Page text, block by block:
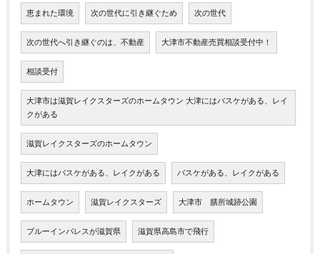
恵まれた環境 次の世代に引き継ぐため 次の世代
次の世代へ引き継ぐのは、不動産 大津市不動産売買相談受付中！
相談受付
大津市は滋賀レイクスターズのホームタウン 大津にはバスケがある、レイ
クがある
滋賀レイクスターズのホームタウン
大津にはバスケがある、レイクがある バスケがある、レイクがある
ホームタウン 滋賀レイクスターズ 大津市 膳所城跡公園
ブルーインパレスが滋賀県 滋賀県高島市で飛行